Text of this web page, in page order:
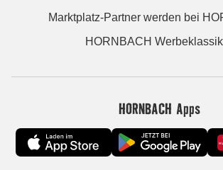
Marktplatz-Partner werden bei
HORNBACH
HORNBACH Apps